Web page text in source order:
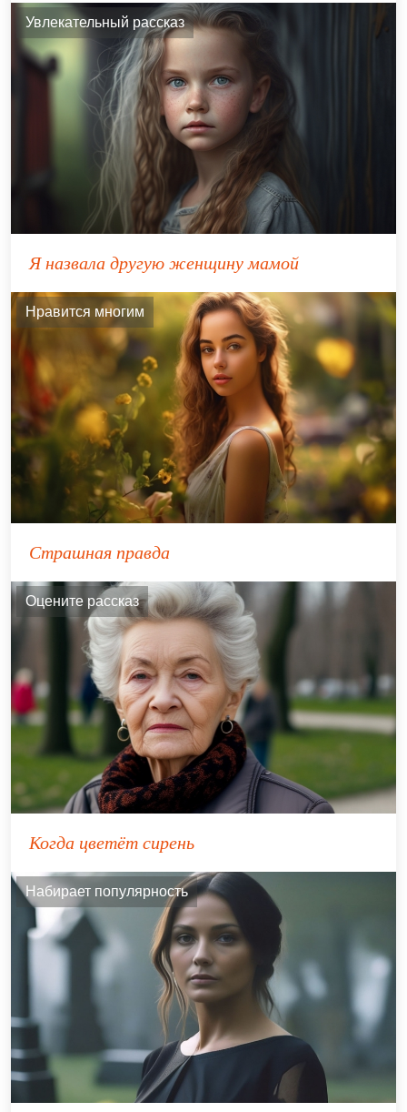
Увлекательный рассказ
Я назвала другую женщину мамой
Нравится многим
Страшная правда
Оцените рассказ
Когда цветёт сирень
Набирает популярность